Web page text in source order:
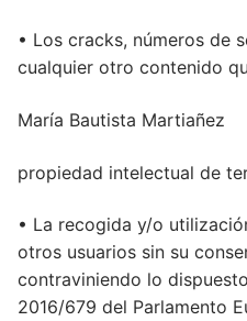
• Los cracks, números de
cualquier otro contenido
María Bautista Martiañez
propiedad intelectual de
• La recogida y/o
otros usuarios sin su
contraviniendo lo
2016/679 del Parlamento